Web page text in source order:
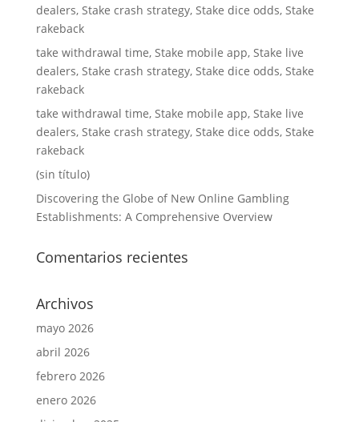
dealers, Stake crash strategy, Stake dice odds, Stake
rakeback
take withdrawal time, Stake mobile app, Stake live
dealers, Stake crash strategy, Stake dice odds, Stake
rakeback
take withdrawal time, Stake mobile app, Stake live
dealers, Stake crash strategy, Stake dice odds, Stake
rakeback
(sin título)
Discovering the Globe of New Online Gambling
Establishments: A Comprehensive Overview
Comentarios recientes
Archivos
mayo 2026
abril 2026
febrero 2026
enero 2026